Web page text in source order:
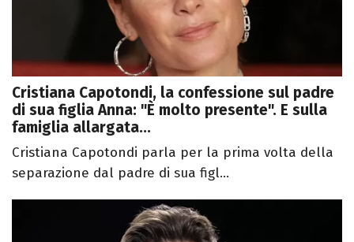
Cristiana Capotondi, la confessione sul padre
di sua figlia Anna: "È molto presente". E sulla
famiglia allargata...
Cristiana Capotondi parla per la prima volta della
separazione dal padre di sua figl...